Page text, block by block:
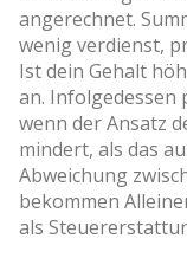
angerechnet.
wenig verdienst,
Ist dein Gehalt
an. Infolgedessen
wenn der Ansatz
mindert, als das
Abweichung
bekommen
als